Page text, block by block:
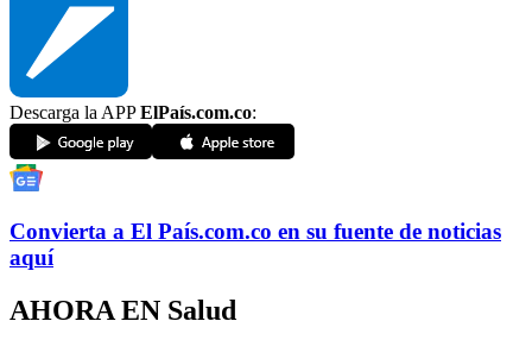
Descarga la APPElPaís.com.co:
Convierta a El País.com.co en su fuente de noticias
aquí
AHORA EN Salud